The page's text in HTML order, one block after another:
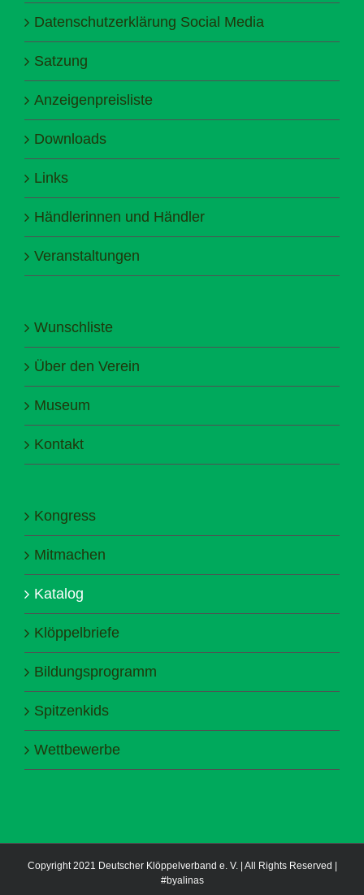
Datenschutzerklärung Social Media
Satzung
Anzeigenpreisliste
Downloads
Links
Händlerinnen und Händler
Veranstaltungen
Wunschliste
Über den Verein
Museum
Kontakt
Kongress
Mitmachen
Katalog
Klöppelbriefe
Bildungsprogramm
Spitzenkids
Wettbewerbe
Copyright 2021 Deutscher Klöppelverband e. V. | All Rights Reserved |
#byalinas